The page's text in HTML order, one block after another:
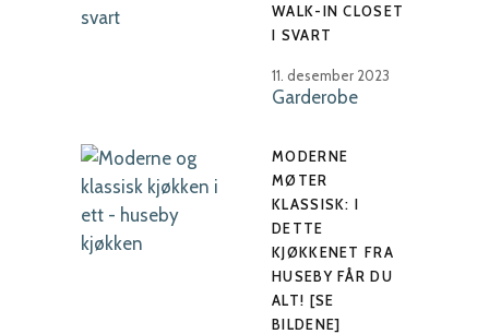
WALK-IN CLOSET
I SVART
11. desember 2023
Garderobe
MODERNE
MØTER
KLASSISK: I
DETTE
KJØKKENET FRA
HUSEBY FÅR DU
ALT! [SE
BILDENE]